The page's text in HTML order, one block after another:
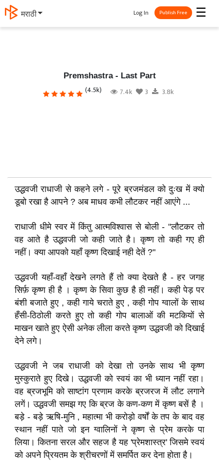
मराठी ☰
Log In Publish Free
Premshastra - Last Part
(4.5k) 7.4k 3 3.8k
उद्धवजी राधाजी से कहने लगे - पूरे ब्रजमंडल को दुःख में क्यो
डूबो रखा है आपने ? अब माधव कभी लौटकर नहीं आएंगे ...
राधाजी धीमे स्वर में किंतु आत्मविश्वास से बोली - "लौटकर तो
वह आते है उद्धवजी जो कही जाते है। कृष्ण तो कही गए ही
नहीं। क्या आपको यहाँ कृष्ण दिखाई नही देतें ?"
उद्धवजी यहाँ-वहाँ देखने लगते हैं तो क्या देखते है - हर जगह
सिर्फ़ कृष्ण ही है । कृष्ण के सिवा कुछ है ही नहीं। कही पेड़ पर
बंशी बजाते हुए , कही गाये चराते हुए , कही गोप ग्वालों के साथ
हँसी-ठिठोली करते हुए तो कही गोप बालाओं की मटकियों से
माखन खाते हुए ऐसी अनेक लीला करते कृष्ण उद्धवजी को दिखाई
देने लगे।
उद्धवजी ने जब राधाजी को देखा तो उनके साथ भी कृष्ण
मुस्कुराते हुए दिखे। उद्धवजी को स्वयं का भी ध्यान नहीं रहा।
वह ब्रजभूमि को साष्टांग प्रणाम करके ब्रजरज में लौट लगाने
लगें। उद्धवजी समझ गए कि ब्रज के कण-कण में कृष्ण बसें है ।
बड़े - बड़े ऋषि-मुनि , महात्मा भी करोड़ो वर्षों के तप के बाद वह
स्थान नहीं पाते जो इन ग्वालिनों ने कृष्ण से प्रेम करके पा
लिया। कितना सरल और सहज है यह 'प्रेमशास्त्र' जिसमे स्वयं
को अपने प्रियतम के श्रीचरणों में समर्पित कर देना होता है।